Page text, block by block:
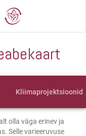
Kliimaprojektsioonid
olla väga erinev ja
Selle varieeruvuse